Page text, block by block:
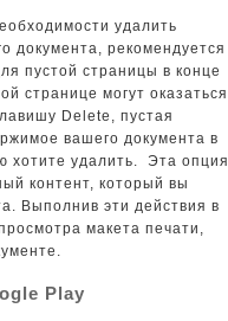
удалить
документа, рекомендуется
пустой страницы в конце
странице могут оказаться
Delete, пустая
вашего документа в
хотите удалить. ‍ Эта опция
контент, который вы
Выполнив эти действия в
макета печати,
Play